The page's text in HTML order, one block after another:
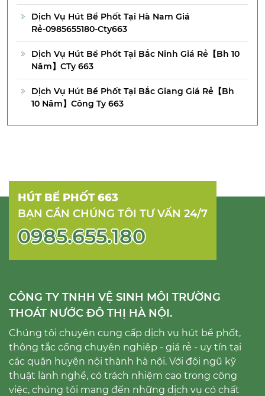
Dịch Vụ Hút Bể Phốt Tại Hà Nam Giá
Rẻ-0985655180-Cty663
Dịch Vụ Hút Bể Phốt Tại Bắc Ninh Giá Rẻ【Bh 10
Năm】CTy 663
Dịch Vụ Hút Bể Phốt Tại Bắc Giang Giá Rẻ【Bh
10 Năm】Công Ty 663
HÚT BỂ PHỐT 663
BẠN CẦN CHÚNG TÔI TƯ VẤN 24/7
0985.655.180
CÔNG TY TNHH VỆ SINH MÔI TRƯỜNG
THOÁT NƯỚC ĐÔ THỊ HÀ NỘI.
Chúng tôi chuyên cung cấp dịch vụ hút bể phốt,
thông tắc cống chuyên nghiệp - giá rẻ - uy tín tại
các quận huyện nội thành hà nội. Với đội ngũ kỹ
thuật lành nghề, có trách nhiệm cao trong công
việc, chúng tôi mang đến những dịch vụ có chất